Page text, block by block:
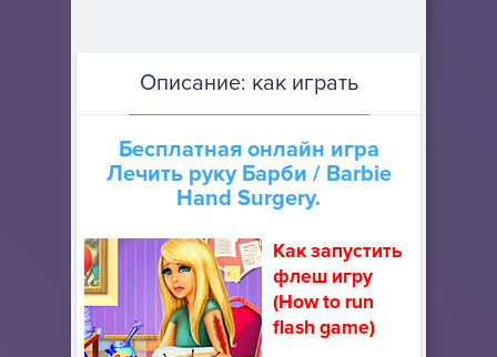
Описание: как играть
Бесплатная онлайн игра
Лечить руку Барби / Barbie
Hand Surgery.
Как запустить
флеш игру
(How to run
flash game)